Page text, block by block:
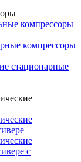
компрессоры
компрессоры
стационарные
с